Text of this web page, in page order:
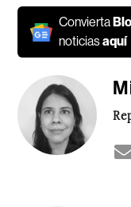
Convierta
noticiasaquí